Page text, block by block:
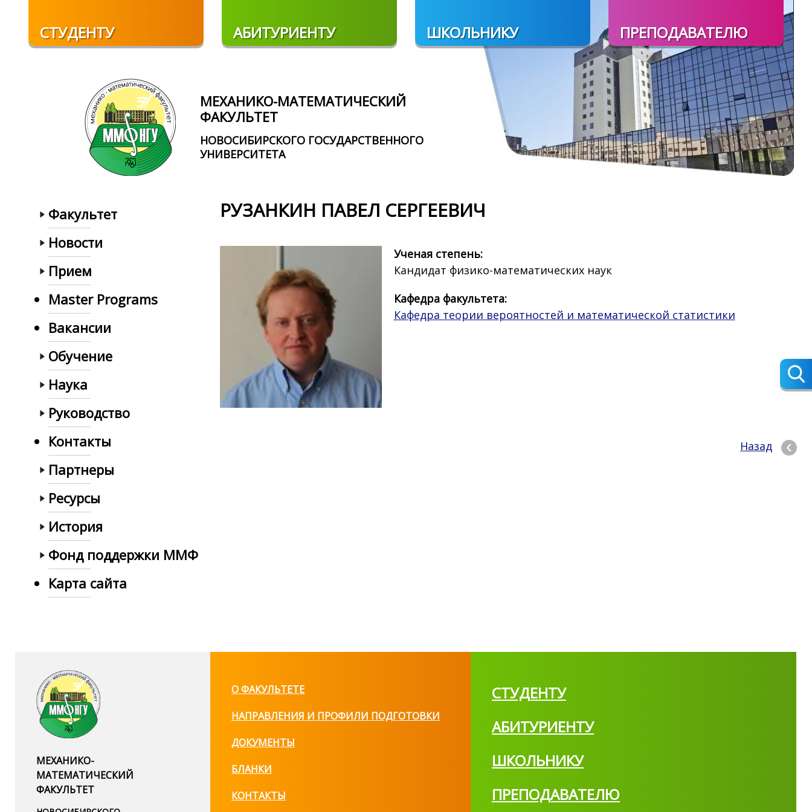
СТУДЕНТУ АБИТУРИЕНТУ ШКОЛЬНИКУ ПРЕПОДАВАТЕЛЮ
МЕХАНИКО-МАТЕМАТИЧЕСКИЙ
ФАКУЛЬТЕТ
НОВОСИБИРСКОГО ГОСУДАРСТВЕННОГО
УНИВЕРСИТЕТА
Факультет
Новости
Прием
Master Programs
Вакансии
Обучение
Наука
Руководство
Контакты
Партнеры
Ресурсы
История
Фонд поддержки ММФ
Карта сайта
РУЗАНКИН ПАВЕЛ СЕРГЕЕВИЧ
Ученая степень:
Кандидат физико-математических наук
Кафедра факультета:
Кафедра теории вероятностей и математической статистики
Назад
МЕХАНИКО-
МАТЕМАТИЧЕСКИЙ
ФАКУЛЬТЕТ
О ФАКУЛЬТЕТЕ
НАПРАВЛЕНИЯ И ПРОФИЛИ ПОДГОТОВКИ
ДОКУМЕНТЫ
БЛАНКИ
КОНТАКТЫ
СТУДЕНТУ
АБИТУРИЕНТУ
ШКОЛЬНИКУ
ПРЕПОДАВАТЕЛЮ